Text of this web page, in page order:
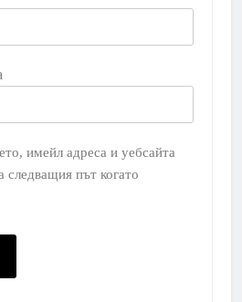
имейл адреса и уебсайта
следващия път когато